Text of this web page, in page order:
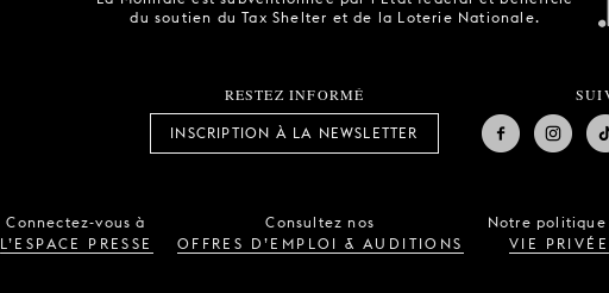
du soutien du Tax Shelter et de la Loterie Nationale.
RESTEZ INFORMÉ
INSCRIPTION À LA NEWSLETTER
Connectez-vous à
L’ESPACE PRESSE
Consultez nos
OFFRES D’EMPLOI & AUDITIONS
Notre politique
VIE PRIVÉE